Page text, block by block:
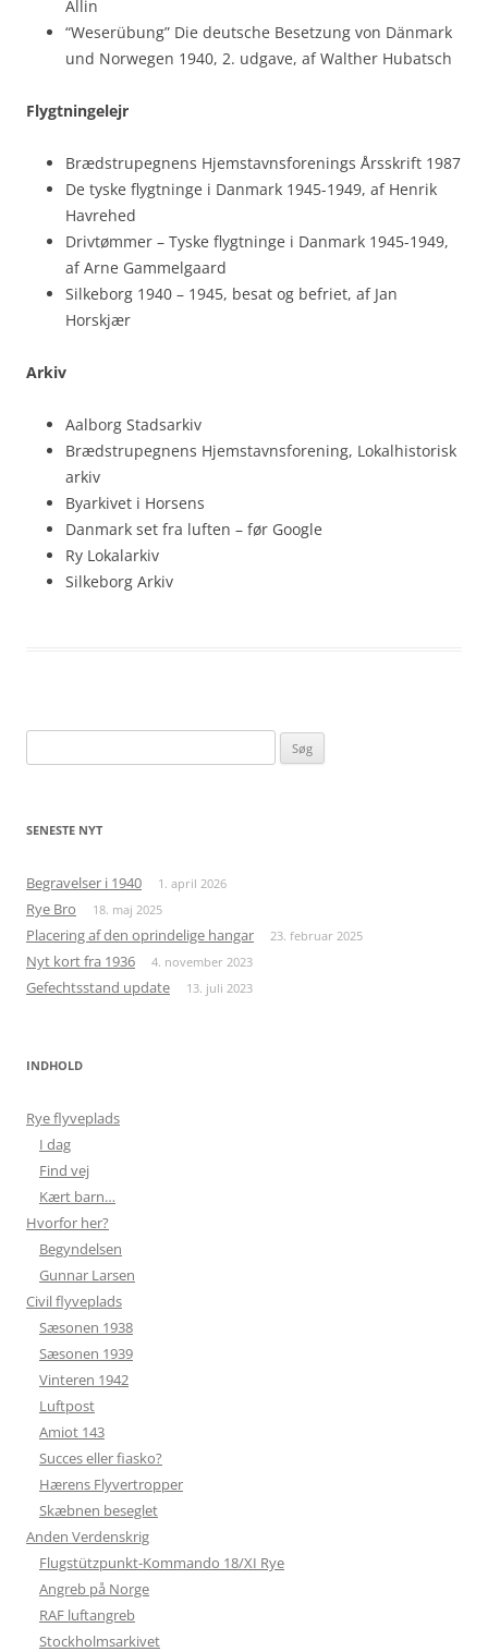
Allin
“Weserübung” Die deutsche Besetzung von Dänmark
und Norwegen 1940, 2. udgave, af Walther Hubatsch
Flygtningelejr
Brædstrupegnens Hjemstavnsforenings Årsskrift 1987
De tyske flygtninge i Danmark 1945-1949, af Henrik
Havrehed
Drivtømmer – Tyske flygtninge i Danmark 1945-1949,
af Arne Gammelgaard
Silkeborg 1940 – 1945, besat og befriet, af Jan
Horskjær
Arkiv
Aalborg Stadsarkiv
Brædstrupegnens Hjemstavnsforening, Lokalhistorisk
arkiv
Byarkivet i Horsens
Danmark set fra luften – før Google
Ry Lokalarkiv
Silkeborg Arkiv
efter:
SENESTE NYT
Begravelser i 1940 1. april 2026
Rye Bro 18. maj 2025
Placering af den oprindelige hangar 23. februar 2025
Nyt kort fra 1936 4. november 2023
Gefechtsstand update 13. juli 2023
INDHOLD
Rye flyveplads
I dag
Find vej
Kært barn…
Hvorfor her?
Begyndelsen
Gunnar Larsen
Civil flyveplads
Sæsonen 1938
Sæsonen 1939
Vinteren 1942
Luftpost
Amiot 143
Succes eller fiasko?
Hærens Flyvertropper
Skæbnen beseglet
Anden Verdenskrig
Flugstützpunkt-Kommando 18/XI Rye
Angreb på Norge
RAF luftangreb
Stockholmsarkivet